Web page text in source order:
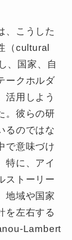
、こうした
（cultural
、国家、自
ークホルダ
活用しよう
。彼らの研
るのではな
で意味づけ
特に、アイ
ストーリー
地域や国家
を左右する
Lambert